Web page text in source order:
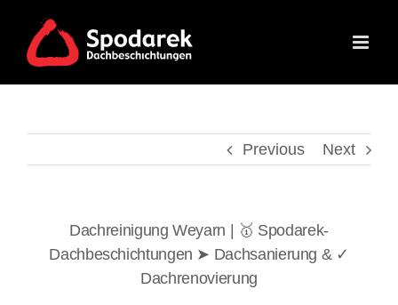
content
Previous Next
Dachreinigung Weyarn | 🥇 Spodarek-
Dachbeschichtungen ➤ Dachsanierung & ✓
Dachrenovierung